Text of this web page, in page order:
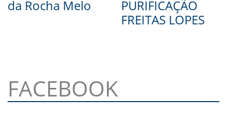
da Rocha Melo
PURIFICAÇÃO
FREITAS LOPES
FACEBOOK